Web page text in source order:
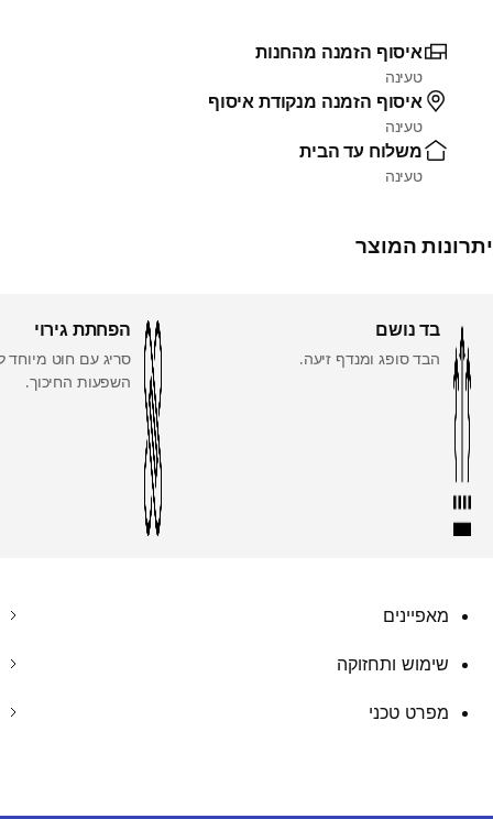
איסוף הזמנה מהחנות
טעינה
איסוף הזמנה מנקודת איסוף
טעינה
משלוח עד הבית
טעינה
יתרונות המוצר
בד נושם
הבד סופג ומנדף זיעה.
הפחתת גירוי
סריג עם חוט
השפעות החיכוך.
מאפיינים
שימוש ותחזוקה
מפרט טכני